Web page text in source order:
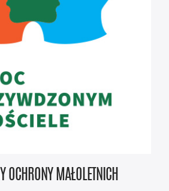
OCHRONY MAŁOLETNICH